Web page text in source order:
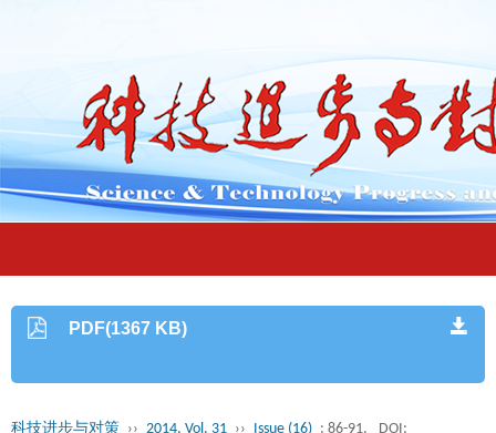
PDF(1367 KB)
科技进步与对策 ›› 2014, Vol. 31 ›› Issue (16) : 86-91.
DOI: